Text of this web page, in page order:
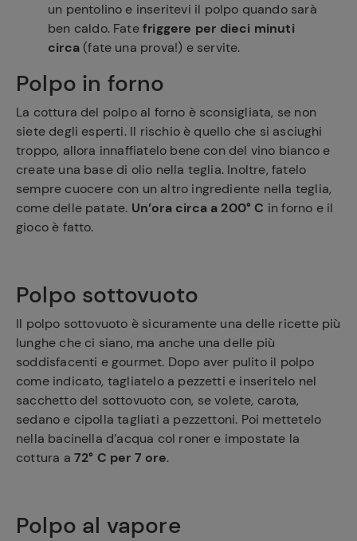
un pentolino e inseritevi il polpo quando sarà
ben caldo. Fatefriggere per dieci minuti
circa(fate una prova!) e servite.
Polpo in forno
La cottura del polpo al forno è sconsigliata, se non
siete degli esperti. Il rischio è quello che si asciughi
troppo, allora innaffiatelo bene con del vino bianco e
create una base di olio nella teglia. Inoltre, fatelo
sempre cuocere con un altro ingrediente nella teglia,
come delle patate. Un’ora circa a 200° C in forno e il
gioco è fatto.
Polpo sottovuoto
Il polpo sottovuoto è sicuramente una delle ricette più
lunghe che ci siano, ma anche una delle più
soddisfacenti e gourmet. Dopo aver pulito il polpo
come indicato, tagliatelo a pezzetti e inseritelo nel
sacchetto del sottovuoto con, se volete, carota,
sedano e cipolla tagliati a pezzettoni. Poi mettetelo
nella bacinella d’acqua col roner e impostate la
cottura a 72° C per 7 ore.
Polpo al vapore